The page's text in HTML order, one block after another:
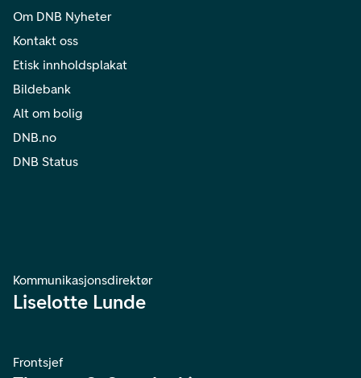
Om DNB Nyheter
Kontakt oss
Etisk innholdsplakat
Bildebank
Alt om bolig
DNB.no
DNB Status
Kommunikasjonsdirektør
Liselotte Lunde
Frontsjef